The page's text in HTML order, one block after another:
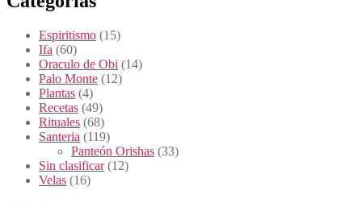
Espiritismo (15)
Ifa (60)
Oraculo de Obi (14)
Palo Monte (12)
Plantas (4)
Recetas (49)
Rituales (68)
Santeria (119)
Panteón Orishas (33)
Sin clasificar(12)
Velas (16)